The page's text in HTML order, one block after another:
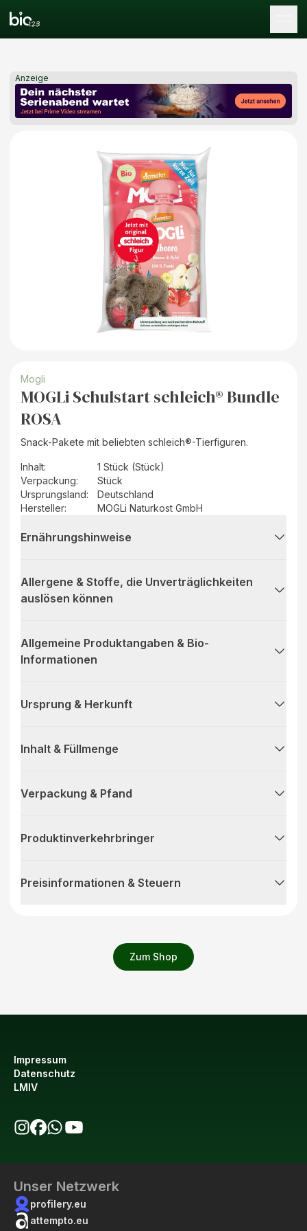
Anzeige
Zum Shop
Mogli
MOGLi Schulstart schleich® Bundle
ROSA
Snack-Pakete mit beliebten schleich®-Tierfiguren.
Inhalt:
1 Stück (Stück)
Verpackung:
Stück
Ursprungsland:
Deutschland
Hersteller: MOGLi Naturkost GmbH
Ernährungshinweise
Allergene & Stoffe, die Unverträglichkeiten
auslösen können
Allgemeine Produktangaben & Bio-
Informationen
Ursprung & Herkunft
Inhalt & Füllmenge
Verpackung & Pfand
Produktinverkehrbringer
Preisinformationen & Steuern
Impressum
Datenschutz
LMIV
Unser Netzwerk
profilery.eu
attempto.eu